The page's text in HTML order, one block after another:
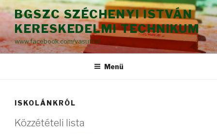
Tartalomhoz
BGSZC SZÉCHENYI ISTVÁN
KERESKEDELMI TECHNIKUM
www.facebook.com/vasutca/
Menü
ISKOLÁNKRÓL
Közzétételi lista